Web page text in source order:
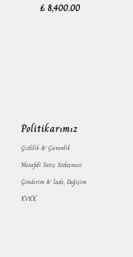
₺ 8,400.00
Politikarımız
Gizlilik & Güvenlik
Mesafeli Satış Sözleşmesi
Gönderim & İade, Değişim
KVKK